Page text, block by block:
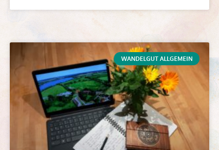
WANDELGUT ALLGEMEIN